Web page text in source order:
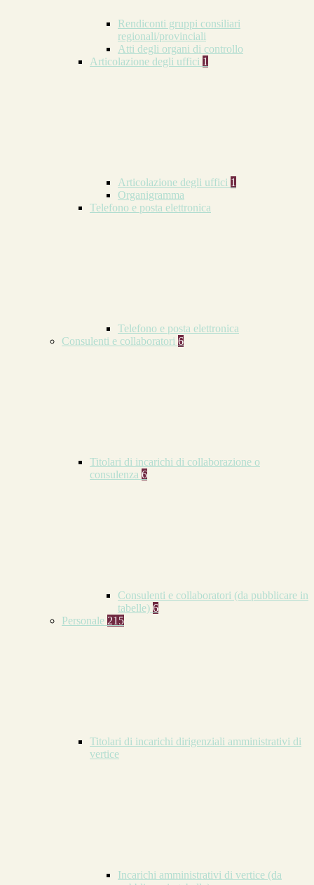
Rendiconti gruppi consiliari
regionali/provinciali
Atti degli organi di controllo
Articolazione degli uffici 1
Articolazione degli uffici 1
Organigramma
Telefono e posta elettronica
Telefono e posta elettronica
Consulenti e collaboratori 6
Titolari di incarichi di collaborazione o
consulenza 6
Consulenti e collaboratori (da pubblicare in
tabelle) 6
Personale 215
Titolari di incarichi dirigenziali amministrativi di
vertice
Incarichi amministrativi di vertice (da